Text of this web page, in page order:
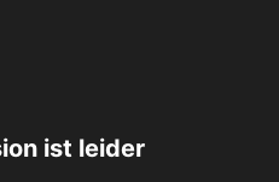
ist leider